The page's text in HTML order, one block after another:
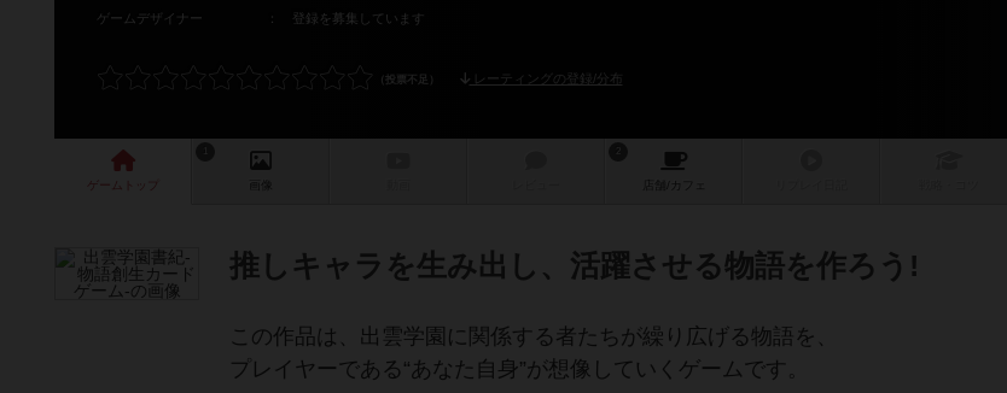
ゲームデザイナー
： 登録を募集しています
レーティングの登録/分布
ゲーム 画像 店舗/ カフェ
推しキャラを生み出し、活躍させる物語を作ろう!
この作品は、出雲学園に関係する者たちが繰り広げる物語を、
プレイヤーである“あなた自身”が想像していくゲームです。